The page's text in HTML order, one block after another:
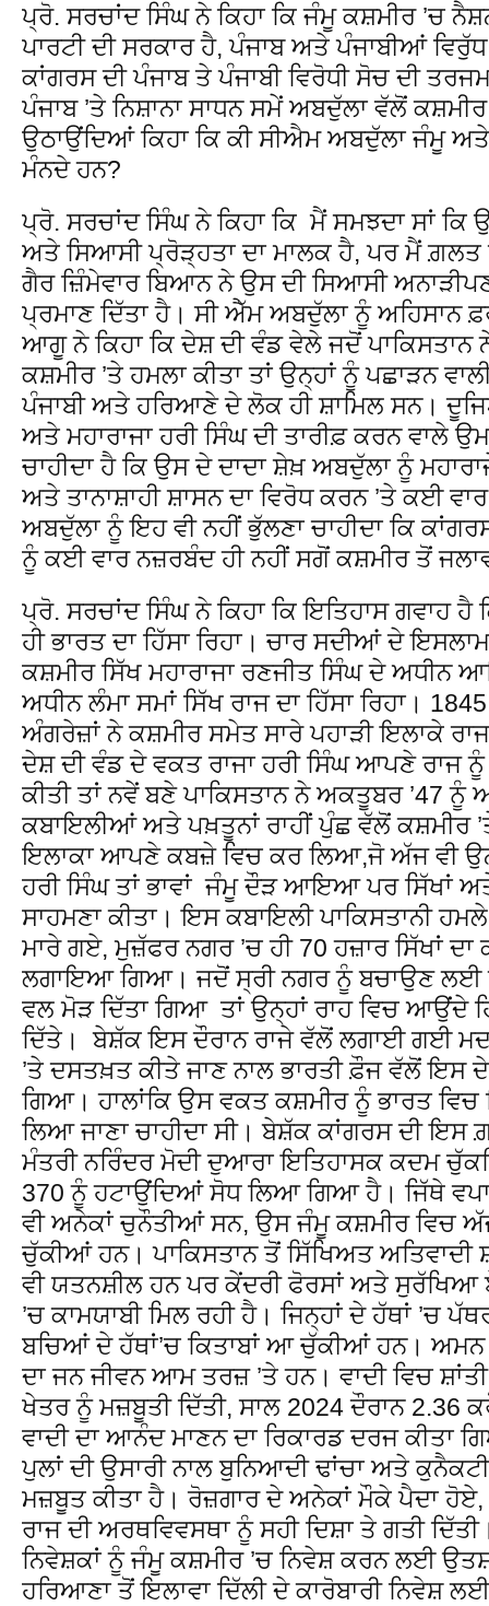
ਪ੍ਰੋ. ਸਰਚਾਂਦ ਸਿੰਘ ਨੇ ਕਿਹਾ ਕਿ ਜੰਮੂ ਕਸ਼ਮੀਰ ’ਚ
ਪਾਰਟੀ ਦੀ ਸਰਕਾਰ ਹੈ, ਪੰਜਾਬ ਅਤੇ ਪੰਜਾਬੀਆਂ
ਕਾਂਗਰਸ ਦੀ ਪੰਜਾਬ ਤੇ ਪੰਜਾਬੀ ਵਿਰੋਧੀ ਸੋਚ ਦੀ
ਪੰਜਾਬ ’ਤੇ ਨਿਸ਼ਾਨਾ ਸਾਧਨ ਸਮੇਂ ਅਬਦੁੱਲਾ ਵੱਲੋਂ ਕਸ਼ਮੀਰ
ਉਠਾਉਂਦਿਆਂ ਕਿਹਾ ਕਿ ਕੀ ਸੀਐਮ ਅਬਦੁੱਲਾ ਜੰਮੂ
ਮੰਨਦੇ ਹਨ?
ਪ੍ਰੋ. ਸਰਚਾਂਦ ਸਿੰਘ ਨੇ ਕਿਹਾ ਕਿ ਮੈਂ ਸਮਝਦਾ ਸਾਂ
ਅਤੇ ਸਿਆਸੀ ਪ੍ਰੋੜ੍ਹਤਾ ਦਾ ਮਾਲਕ ਹੈ, ਪਰ ਮੈਂ
ਗੈਰ ਜ਼ਿੰਮੇਵਾਰ ਬਿਆਨ ਨੇ ਉਸ ਦੀ ਸਿਆਸੀ
ਪ੍ਰਮਾਣ ਦਿੱਤਾ ਹੈ। ਸੀ ਐੱਮ ਅਬਦੁੱਲਾ ਨੂੰ ਅਹਿਸਾਨ
ਆਗੂ ਨੇ ਕਿਹਾ ਕਿ ਦੇਸ਼ ਦੀ ਵੰਡ ਵੇਲੇ ਜਦੋਂ
ਕਸ਼ਮੀਰ ’ਤੇ ਹਮਲਾ ਕੀਤਾ ਤਾਂ ਉਨ੍ਹਾਂ ਨੂੰ ਪਛਾੜਨ
ਪੰਜਾਬੀ ਅਤੇ ਹਰਿਆਣੇ ਦੇ ਲੋਕ ਹੀ ਸ਼ਾਮਿਲ ਸਨ।
ਅਤੇ ਮਹਾਰਾਜਾ ਹਰੀ ਸਿੰਘ ਦੀ ਤਾਰੀਫ਼ ਕਰਨ ਵਾਲੇ
ਚਾਹੀਦਾ ਹੈ ਕਿ ਉਸ ਦੇ ਦਾਦਾ ਸ਼ੇਖ਼ ਅਬਦੁੱਲਾ ਨੂੰ
ਅਤੇ ਤਾਨਾਸ਼ਾਹੀ ਸ਼ਾਸਨ ਦਾ ਵਿਰੋਧ ਕਰਨ ’ਤੇ ਕਈ
ਅਬਦੁੱਲਾ ਨੂੰ ਇਹ ਵੀ ਨਹੀਂ ਭੁੱਲਣਾ ਚਾਹੀਦਾ ਕਿ
ਨੂੰ ਕਈ ਵਾਰ ਨਜ਼ਰਬੰਦ ਹੀ ਨਹੀਂ ਸਗੋਂ ਕਸ਼ਮੀਰ ਤੋਂ
ਪ੍ਰੋ. ਸਰਚਾਂਦ ਸਿੰਘ ਨੇ ਕਿਹਾ ਕਿ ਇਤਿਹਾਸ ਗਵਾਹ
ਹੀ ਭਾਰਤ ਦਾ ਹਿੱਸਾ ਰਿਹਾ। ਚਾਰ ਸਦੀਆਂ ਦੇ
ਕਸ਼ਮੀਰ ਸਿੱਖ ਮਹਾਰਾਜਾ ਰਣਜੀਤ ਸਿੰਘ ਦੇ ਅਧੀਨ
ਅਧੀਨ ਲੰਮਾ ਸਮਾਂ ਸਿੱਖ ਰਾਜ ਦਾ ਹਿੱਸਾ ਰਿਹਾ।
ਅੰਗਰੇਜ਼ਾਂ ਨੇ ਕਸ਼ਮੀਰ ਸਮੇਤ ਸਾਰੇ ਪਹਾੜੀ ਇਲਾਕੇ
ਦੇਸ਼ ਦੀ ਵੰਡ ਦੇ ਵਕਤ ਰਾਜਾ ਹਰੀ ਸਿੰਘ ਆਪਣੇ ਰਾਜ ਨੂੰ
ਕੀਤੀ ਤਾਂ ਨਵੇਂ ਬਣੇ ਪਾਕਿਸਤਾਨ ਨੇ ਅਕਤੂਬਰ ’47
ਕਬਾਇਲੀਆਂ ਅਤੇ ਪਖ਼ਤੂਨਾਂ ਰਾਹੀਂ ਪੁੰਛ ਵੱਲੋਂ ਕਸ਼ਮੀਰ
ਇਲਾਕਾ ਆਪਣੇ ਕਬਜ਼ੇ ਵਿਚ ਕਰ ਲਿਆ,ਜੋ ਅੱਜ ਵੀ
ਹਰੀ ਸਿੰਘ ਤਾਂ ਭਾਵਾਂ ਜੰਮੂ ਦੌੜ ਆਇਆ ਪਰ ਸਿੱਖਾਂ
ਸਾਹਮਣਾ ਕੀਤਾ। ਇਸ ਕਬਾਇਲੀ ਪਾਕਿਸਤਾਨੀ
ਮਾਰੇ ਗਏ, ਮੁਜ਼ੱਫਰ ਨਗਰ ’ਚ ਹੀ 70 ਹਜ਼ਾਰ ਸਿੱਖਾਂ
ਲਗਾਇਆ ਗਿਆ। ਜਦੋਂ ਸ੍ਰੀ ਨਗਰ ਨੂੰ ਬਚਾਉਣ ਲਈ
ਵਲ ਮੋੜ ਦਿੱਤਾ ਗਿਆ ਤਾਂ ਉਨ੍ਹਾਂ ਰਾਹ ਵਿਚ ਆਉਂਦੇ
ਦਿੱਤੇ। ਬੇਸ਼ੱਕ ਇਸ ਦੌਰਾਨ ਰਾਜੇ ਵੱਲੋਂ ਲਗਾਈ ਗਈ
’ਤੇ ਦਸਤਖ਼ਤ ਕੀਤੇ ਜਾਣ ਨਾਲ ਭਾਰਤੀ ਫ਼ੌਜ ਵੱਲੋਂ ਇਸ
ਗਿਆ। ਹਾਲਾਂਕਿ ਉਸ ਵਕਤ ਕਸ਼ਮੀਰ ਨੂੰ ਭਾਰਤ ਵਿਚ
ਲਿਆ ਜਾਣਾ ਚਾਹੀਦਾ ਸੀ। ਬੇਸ਼ੱਕ ਕਾਂਗਰਸ ਦੀ ਇਸ
ਮੰਤਰੀ ਨਰਿੰਦਰ ਮੋਦੀ ਦੁਆਰਾ ਇਤਿਹਾਸਕ ਕਦਮ
370 ਨੂੰ ਹਟਾਉਂਦਿਆਂ ਸੋਧ ਲਿਆ ਗਿਆ ਹੈ। ਜਿੱਥੇ
ਵੀ ਅਨੇਕਾਂ ਚੁਨੌਤੀਆਂ ਸਨ, ਉਸ ਜੰਮੂ ਕਸ਼ਮੀਰ ਵਿਚ
ਚੁੱਕੀਆਂ ਹਨ। ਪਾਕਿਸਤਾਨ ਤੋਂ ਸਿੱਖਿਅਤ ਅਤਿਵਾਦੀ
ਵੀ ਯਤਨਸ਼ੀਲ ਹਨ ਪਰ ਕੇਂਦਰੀ ਫੋਰਸਾਂ ਅਤੇ
’ਚ ਕਾਮਯਾਬੀ ਮਿਲ ਰਹੀ ਹੈ। ਜਿਨ੍ਹਾਂ ਦੇ ਹੱਥਾਂ ’ਚ
ਬਚਿਆਂ ਦੇ ਹੱਥਾਂ’ਚ ਕਿਤਾਬਾਂ ਆ ਚੁੱਕੀਆਂ ਹਨ। ਅਮਨ
ਦਾ ਜਨ ਜੀਵਨ ਆਮ ਤਰਜ਼ ’ਤੇ ਹਨ। ਵਾਦੀ ਵਿਚ
ਖੇਤਰ ਨੂੰ ਮਜ਼ਬੂਤੀ ਦਿੱਤੀ, ਸਾਲ 2024 ਦੌਰਾਨ 2.36
ਵਾਦੀ ਦਾ ਆਨੰਦ ਮਾਣਨ ਦਾ ਰਿਕਾਰਡ ਦਰਜ
ਪੁਲਾਂ ਦੀ ਉਸਾਰੀ ਨਾਲ ਬੁਨਿਆਦੀ ਢਾਂਚਾ ਅਤੇ
ਮਜ਼ਬੂਤ ਕੀਤਾ ਹੈ। ਰੋਜ਼ਗਾਰ ਦੇ ਅਨੇਕਾਂ ਮੌਕੇ ਪੈਦਾ
ਰਾਜ ਦੀ ਅਰਥਵਿਵਸਥਾ ਨੂੰ ਸਹੀ ਦਿਸ਼ਾ ਤੇ ਗਤੀ
ਨਿਵੇਸ਼ਕਾਂ ਨੂੰ ਜੰਮੂ ਕਸ਼ਮੀਰ ’ਚ ਨਿਵੇਸ਼ ਕਰਨ ਲਈ
ਹਰਿਆਣਾ ਤੋਂ ਇਲਾਵਾ ਦਿੱਲੀ ਦੇ ਕਾਰੋਬਾਰੀ ਨਿਵੇਸ਼